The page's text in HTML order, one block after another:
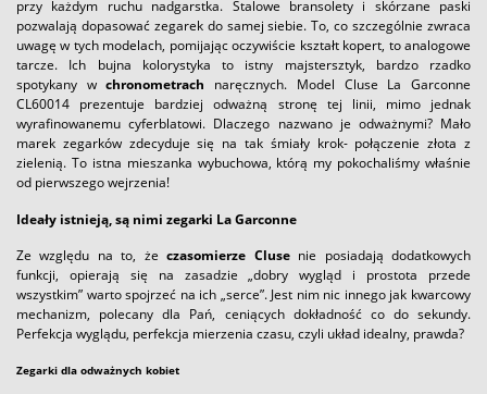
przy każdym ruchu nadgarstka. Stalowe bransolety i skórzane paski
pozwalają dopasować zegarek do samej siebie. To, co szczególnie zwraca
uwagę w tych modelach, pomijając oczywiście kształt kopert, to analogowe
tarcze. Ich bujna kolorystyka to istny majstersztyk, bardzo rzadko
spotykany wchronometrach naręcznych. Model Cluse La Garconne
CL60014 prezentuje bardziej odważną stronę tej linii, mimo jednak
wyrafinowanemu cyferblatowi. Dlaczego nazwano je odważnymi? Mało
marek zegarków zdecyduje się na tak śmiały krok- połączenie złota z
zielenią. To istna mieszanka wybuchowa, którą my pokochaliśmy właśnie
od pierwszego wejrzenia!
Ideały istnieją, są nimi zegarki La Garconne
Ze względu na to, żeczasomierze Clusenie posiadają dodatkowych
funkcji, opierają się na zasadzie „dobry wygląd i prostota przede
wszystkim” warto spojrzeć na ich „serce”. Jest nim nic innego jak kwarcowy
mechanizm, polecany dla Pań, ceniących dokładność co do sekundy.
Perfekcja wyglądu, perfekcja mierzenia czasu, czyli układ idealny, prawda?
Zegarki dla odważnych kobiet